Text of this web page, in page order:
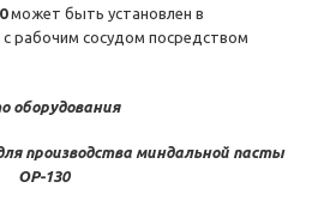
может быть установлен в
рабочим сосудом посредством
оборудования